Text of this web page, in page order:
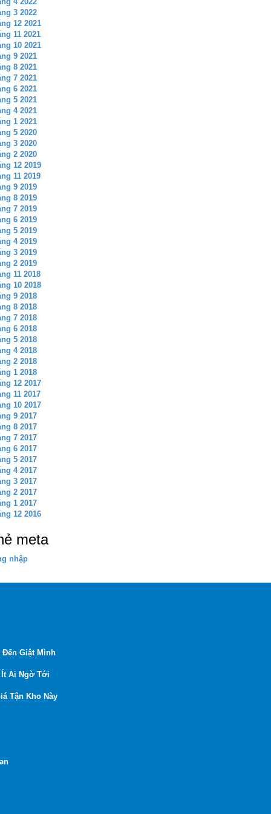
3 2022
12 2021
11 2021
10 2021
9 2021
8 2021
7 2021
6 2021
5 2021
4 2021
1 2021
5 2020
3 2020
2 2020
12 2019
11 2019
9 2019
8 2019
7 2019
6 2019
5 2019
4 2019
3 2019
2 2019
11 2018
10 2018
9 2018
8 2018
7 2018
6 2018
5 2018
4 2018
2 2018
1 2018
12 2017
11 2017
10 2017
9 2017
8 2017
7 2017
6 2017
5 2017
4 2017
3 2017
2 2017
1 2017
12 2016
meta
nhập
Đến Giật Mình
Ít Ai Ngờ Tới
Tận Kho Này